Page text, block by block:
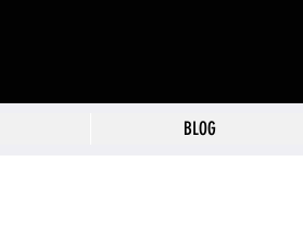
BLOG